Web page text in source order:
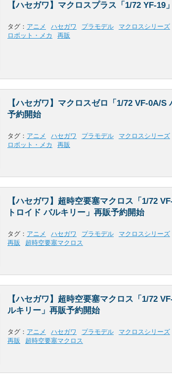
【ハセガワ】マクロスプラス「1/72 YF-19
タグ： アニメ ハセガワ プラモデル マクロスシリーズ
ロボット・メカ
再販
【ハセガワ】マクロスゼロ「1/72 VF-0A/S
予約開始
タグ： アニメ ハセガワ プラモデル マクロスシリーズ
ロボット・メカ
再販
【ハセガワ】超時空要塞マクロス「1/72
トロイド バルキリー」再販予約開始
タグ： アニメ ハセガワ プラモデル マクロスシリーズ
再販
超時空要塞マクロス
【ハセガワ】超時空要塞マクロス「1/72
ルキリー」再販予約開始
タグ： アニメ ハセガワ プラモデル マクロスシリーズ
再販
超時空要塞マクロス